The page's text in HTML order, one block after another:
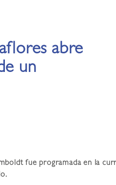
abre
un
fue programada en la